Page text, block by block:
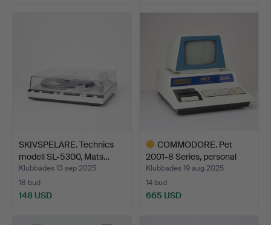
SKIVSPELARE. Technics
modell SL-5300, Mats…
Klubbades 13 sep 2025
18 bud
148 USD
COMMODORE. Pet
2001-8 Series, personal
com…
Klubbades 19 aug 2025
14 bud
665 USD